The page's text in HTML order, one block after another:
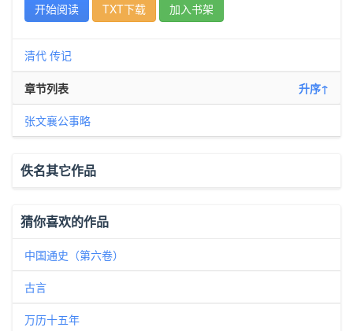
开始阅读
TXT下载 加入书架
清代 传记
章节列表 升序↑
张文襄公事略
佚名其它作品
猜你喜欢的作品
中国通史（第六卷）
古言
万历十五年